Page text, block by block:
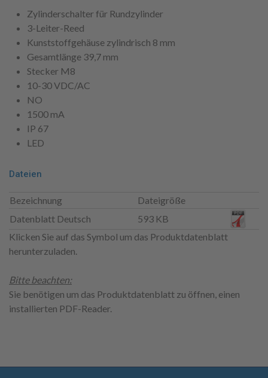
Zylinderschalter für Rundzylinder
3-Leiter-Reed
Kunststoffgehäuse zylindrisch 8 mm
Gesamtlänge 39,7 mm
Stecker M8
10-30 VDC/AC
NO
1500 mA
IP 67
LED
Dateien
Bezeichnung
Dateigröße
Datenblatt Deutsch
593 KB
Klicken Sie auf das Symbol um das Produktdatenblatt
herunterzuladen.
Bitte beachten:
Sie benötigen um das Produktdatenblatt zu öffnen, einen
installierten PDF-Reader.